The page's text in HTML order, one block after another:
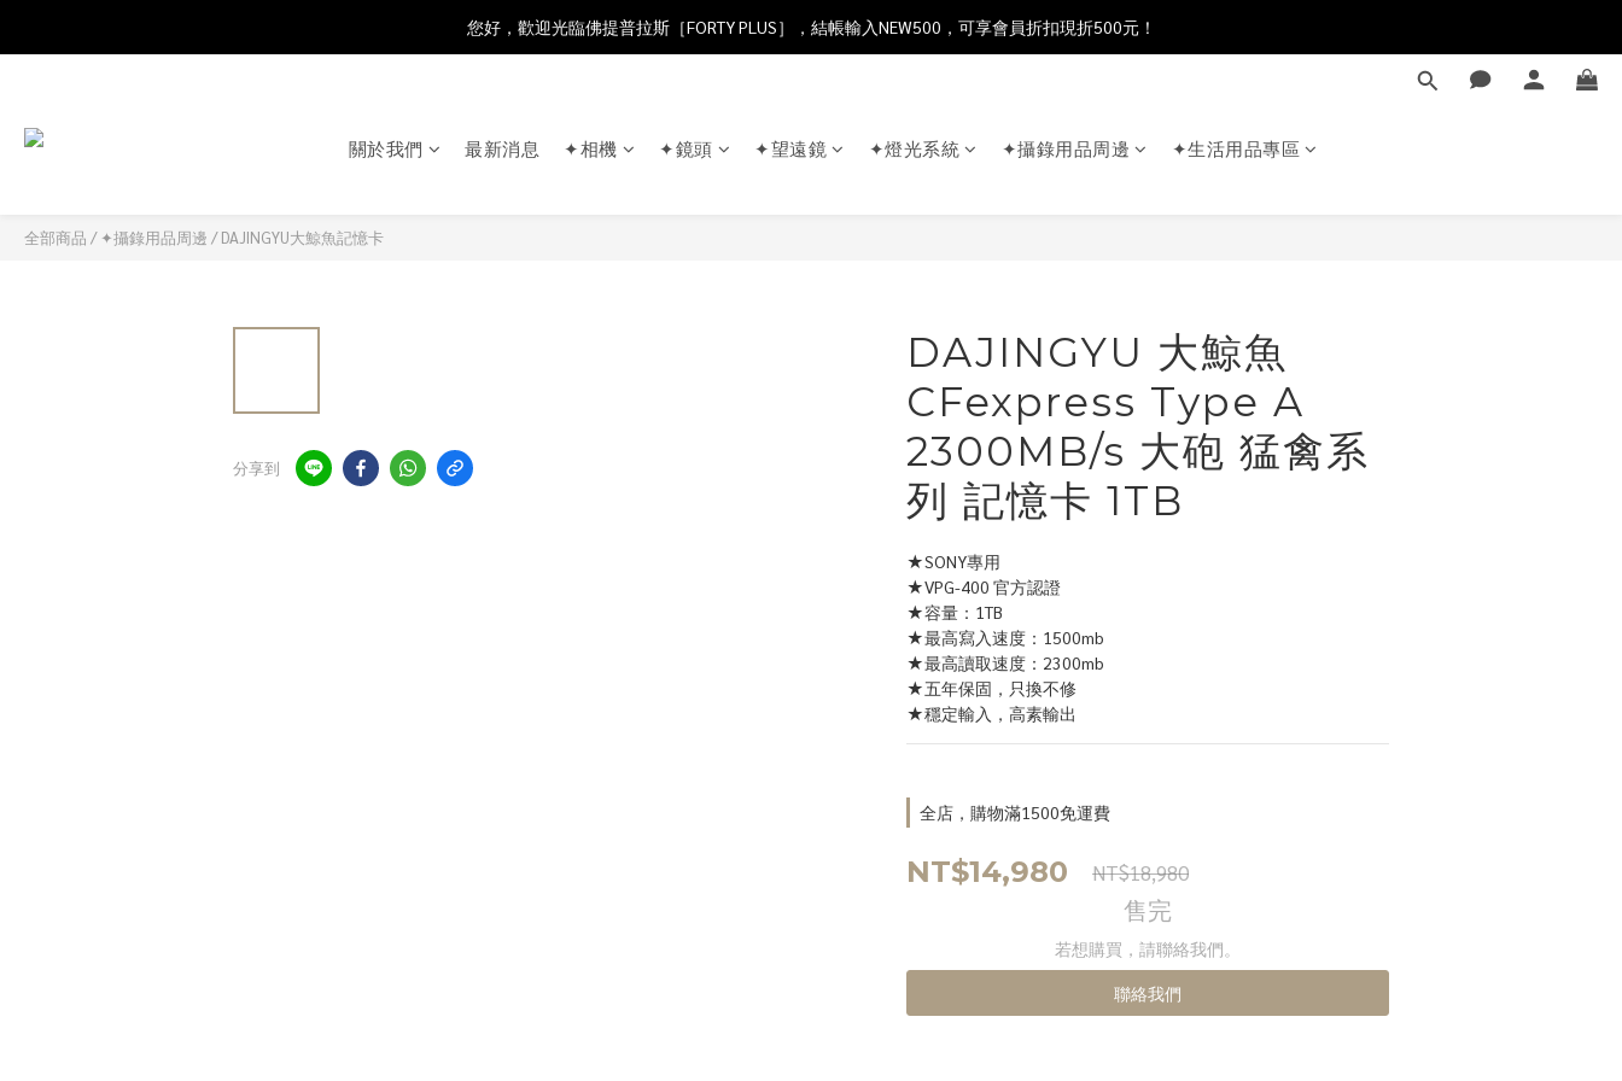
您好，歡迎光臨佛提普拉斯［FORTY PLUS］，結帳輸入NEW500，可享會員折扣現折500元！
關於我們 最新消息 ✦相機 ✦鏡頭 ✦望遠鏡 ✦燈光系統 ✦攝錄用品周邊 ✦生活用品專區
全部商品 / ✦攝錄用品周邊 /DAJINGYU大鯨魚記憶卡
分享到
DAJINGYU 大鯨魚
CFexpress Type A
2300MB/s 大砲 猛禽系
列 記憶卡 1TB
★SONY專用
★VPG-400 官方認證
★容量：1TB
★最高寫入速度：1500mb
★最高讀取速度：2300mb
★五年保固，只換不修
★穩定輸入，高素輸出
全店，購物滿1500免運費
NT$14,980 NT$18,980
售完
若想購買，請聯絡我們。
聯絡我們